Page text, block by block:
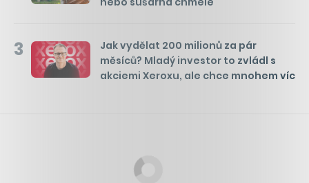
3
Jak vydělat 200 milionů za pár
měsíců? Mladý investor to zvládl s
akciemi Xeroxu, ale chce mnohem víc